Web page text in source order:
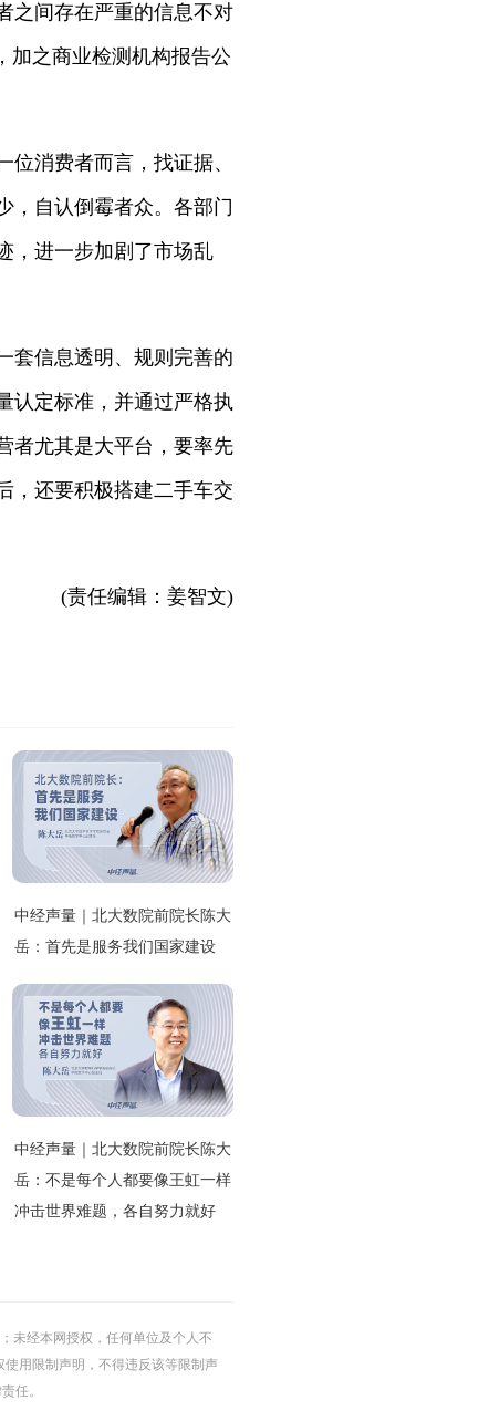
之间存在严重的信息不对
加之商业检测机构报告公
消费者而言，找证据、
，自认倒霉者众。各部门
，进一步加剧了市场乱
信息透明、规则完善的
认定标准，并通过严格执
者尤其是大平台，要率先
，还要积极搭建二手车交
(责任编辑：姜智文)
中经声量｜北大数院前院长陈大
岳：首先是服务我们国家建设
中经声量｜北大数院前院长陈大
岳：不是每个人都要像王虹一样
冲击世界难题，各自努力就好
未经本网授权，任何单位及个人不
用限制声明，不得违反该等限制声
任。